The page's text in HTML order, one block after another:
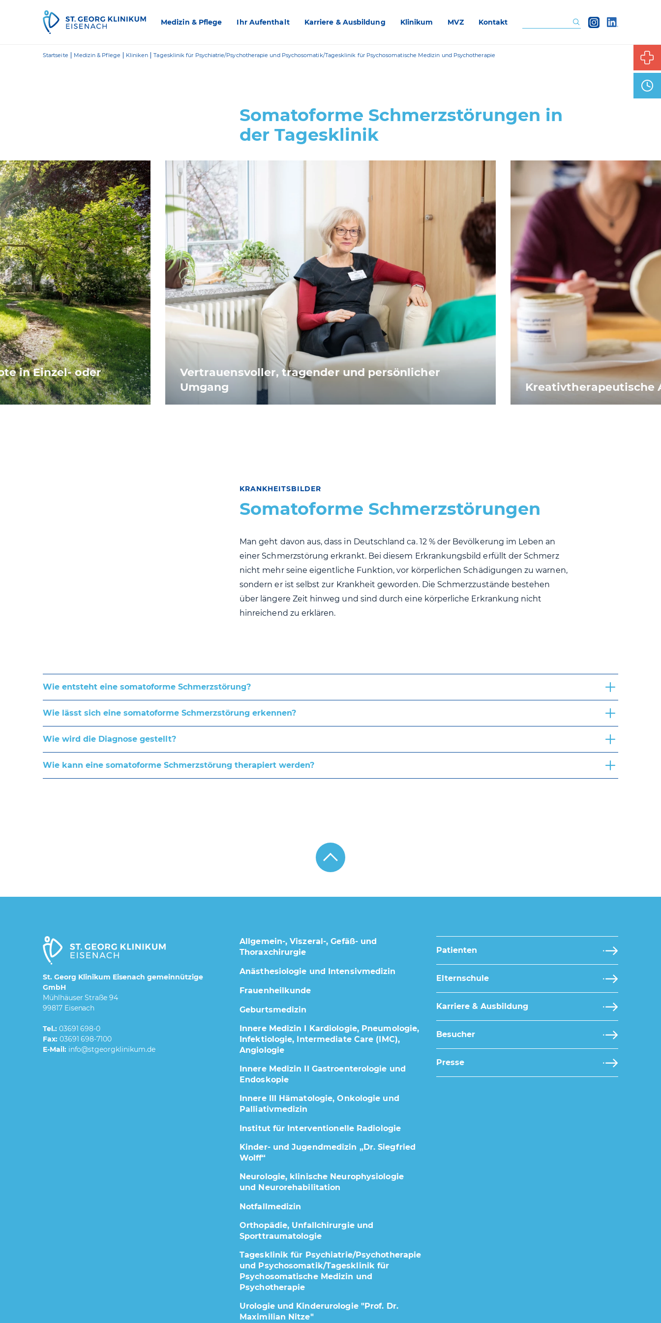
Medizin & Pflege Ihr Aufenthalt Karriere & Ausbildung Klinikum MVZ Kontakt
Startseite Medizin & Pflege Kliniken Tagesklinik für Psychiatrie/Psychotherapie und Psychosomatik/Tagesklinik für Psychosomatische Medizin und Psychotherapie
Somatoforme Schmerzstörungen in
der Tagesklinik
in Einzel- oder
Vertrauensvoller, tragender und persönlicher
Umgang
Kreativtherapeutische
KRANKHEITSBILDER
Somatoforme Schmerzstörungen
Man geht davon aus, dass in Deutschland ca. 12 % der Bevölkerung im Leben an
einer Schmerzstörung erkrankt. Bei diesem Erkrankungsbild erfüllt der Schmerz
nicht mehr seine eigentliche Funktion, vor körperlichen Schädigungen zu warnen,
sondern er ist selbst zur Krankheit geworden. Die Schmerzzustände bestehen
über längere Zeit hinweg und sind durch eine körperliche Erkrankung nicht
hinreichend zu erklären.
Wie entsteht eine somatoforme Schmerzstörung?
Wie lässt sich eine somatoforme Schmerzstörung erkennen?
Wie wird die Diagnose gestellt?
Wie kann eine somatoforme Schmerzstörung therapiert werden?
St. Georg Klinikum Eisenach gemeinnützige
GmbH
Mühlhäuser Straße 94
99817 Eisenach
Tel.:03691 698-0
Fax:03691 698-7100
E-Mail:
Allgemein-, Viszeral-, Gefäß- und
Thoraxchirurgie
Anästhesiologie und Intensivmedizin
Frauenheilkunde
Geburtsmedizin
Innere Medizin I Kardiologie, Pneumologie,
Infektiologie, Intermediate Care (IMC),
Angiologie
Innere Medizin II Gastroenterologie und
Endoskopie
Innere III Hämatologie, Onkologie und
Palliativmedizin
Institut für Interventionelle Radiologie
Kinder- und Jugendmedizin „Dr. Siegfried
Wolff“
Neurologie, klinische Neurophysiologie
und Neurorehabilitation
Notfallmedizin
Orthopädie, Unfallchirurgie und
Sporttraumatologie
Tagesklinik für Psychiatrie/Psychotherapie
und Psychosomatik/Tagesklinik für
Psychosomatische Medizin und
Psychotherapie
Urologie und Kinderurologie "Prof. Dr.
Maximilian Nitze"
Patienten
Elternschule
Karriere & Ausbildung
Besucher
Presse